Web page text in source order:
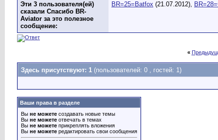
Эти 3 пользователя(ей)
сказали Спасибо BR-
Aviator за это полезное
сообщение:
BR=25=Batfox (21.07.2012),
«
Здесь присутствуют: 1 (пользователей: 0 , гостей: 1)
Ваши права в разделе
Вы не можете создавать новые темы
Вы не можете отвечать в темах
Вы не можете прикреплять вложения
Вы не можете редактировать свои сообщения